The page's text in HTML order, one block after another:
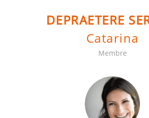
DEPRAETERE
Catarina
Membre